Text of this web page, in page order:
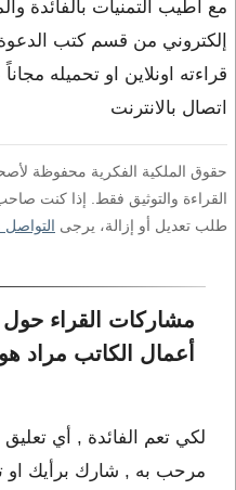
مع أطيب التمنيات بالفائدة
إلكتروني من قسم كتب
قراءته اونلاين او تحميله
اتصال بالانترنت
حقوق الملكية الفكرية محفوظة
القراءة والتوثيق فقط. إذا كنت
طلب تعديل أو إزالة، يرجى التواصل
مشاركات القراء حول
أعمال الكاتب مراد
لكي تعم الفائدة , أي
مرحب به , شارك برأيك او